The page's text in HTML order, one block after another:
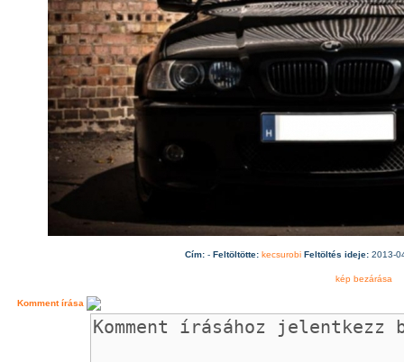
Cím:- Feltöltötte: kecsurobi Feltöltés ideje:2013-
kép bezárása
Komment írása